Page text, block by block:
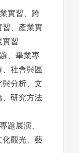
實習、跨
習、產業實
實習
、畢業專
社會與區
分析、文
、研究方法
題展演、
化觀光、藝